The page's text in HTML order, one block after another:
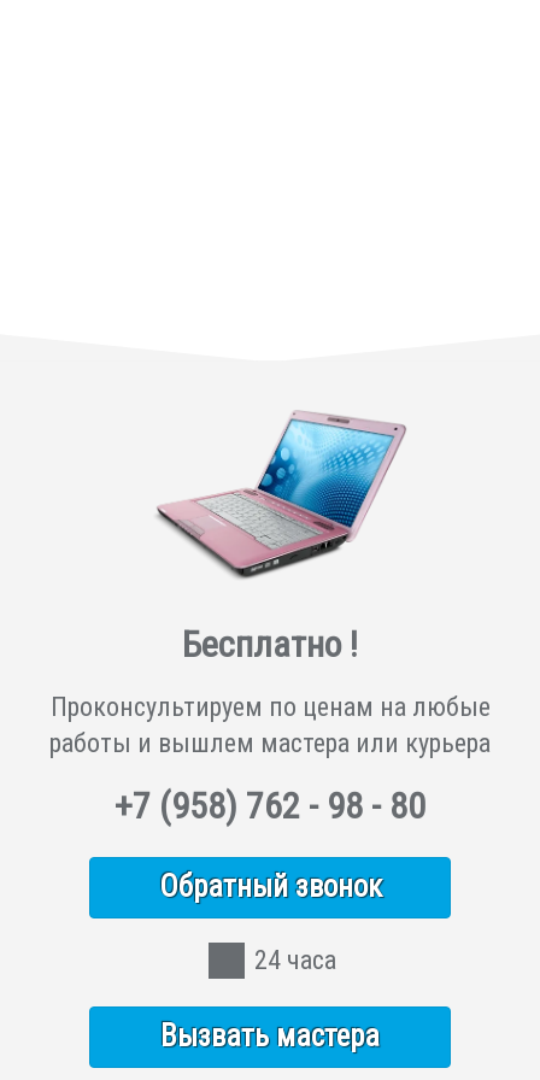
Бесплатно !
Проконсультируем по ценам на любые
работы и вышлем мастера или курьера
+7 (958) 762 - 98 - 80
Обратный звонок
24 часа
Вызвать мастера